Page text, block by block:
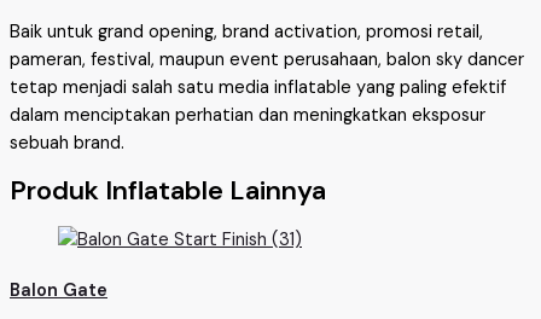
Baik untuk grand opening, brand activation, promosi retail,
pameran, festival, maupun event perusahaan, balon sky dancer
tetap menjadi salah satu media inflatable yang paling efektif
dalam menciptakan perhatian dan meningkatkan eksposur
sebuah brand.
Produk Inflatable Lainnya
Balon Gate